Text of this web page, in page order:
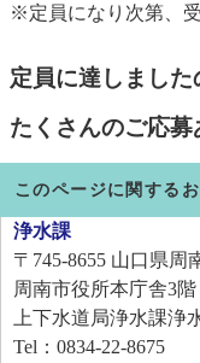
※定員になり次第、
定員に達しました
たくさんのご応募
このページに関する
浄水課
〒745-8655 山口県周
周南市役所本庁舎3階
上下水道局浄水課浄
Tel：0834-22-8675